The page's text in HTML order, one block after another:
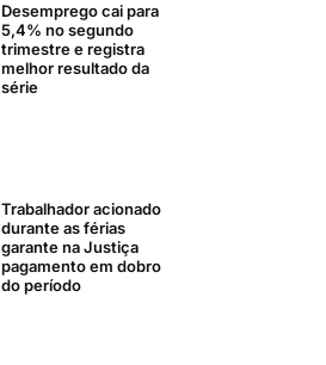
Desemprego cai para
5,4% no segundo
trimestre e registra
melhor resultado da
série
Trabalhador acionado
durante as férias
garante na Justiça
pagamento em dobro
do período